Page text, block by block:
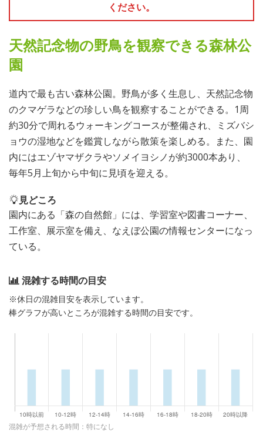
ください。
天然記念物の野鳥を観察できる森林公
園
道内で最も古い森林公園。野鳥が多く生息し、天然記念物
のクマゲラなどの珍しい鳥を観察することができる。1周
約30分で周れるウォーキングコースが整備され、ミズバシ
ョウの湿地などを鑑賞しながら散策を楽しめる。また、園
内にはエゾヤマザクラやソメイヨシノが約3000本あり、
毎年5月上旬から中旬に見頃を迎える。
見どころ
園内にある「森の自然館」には、学習室や図書コーナー、
工作室、展示室を備え、なえぼ公園の情報センターになっ
ている。
混雑する時間の目安
※休日の混雑目安を表示しています。
棒グラフが高いところが混雑する時間の目安です。
混雑が予想される時間：特になし